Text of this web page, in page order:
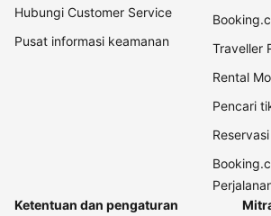
Hubungi Customer Service
Pusat informasi keamanan
Traveller
Rental
Pencari
Ketentuan dan pengaturan